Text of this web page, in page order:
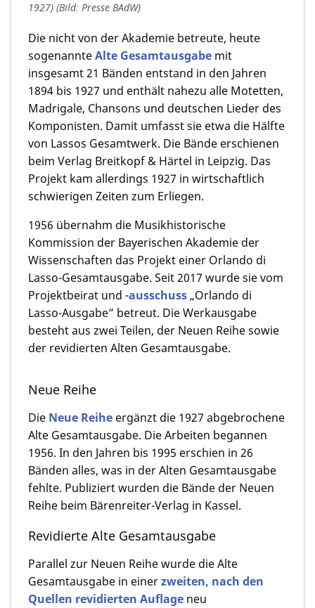
1927) (Bild: Presse BAdW)
Die nicht von der Akademie betreute, heute
sogenannteAlte Gesamtausgabe mit
insgesamt 21 Bänden entstand in den Jahren
1894 bis 1927 und enthält nahezu alle Motetten,
Madrigale, Chansons und deutschen Lieder des
Komponisten. Damit umfasst sie etwa die Hälfte
von Lassos Gesamtwerk. Die Bände erschienen
beim Verlag Breitkopf & Härtel in Leipzig. Das
Projekt kam allerdings 1927 in wirtschaftlich
schwierigen Zeiten zum Erliegen.
1956 übernahm die Musikhistorische
Kommission der Bayerischen Akademie der
Wissenschaften das Projekt einer Orlando di
Lasso-Gesamtausgabe. Seit 2017 wurde sie vom
Projektbeirat und -ausschuss„Orlando di
Lasso-Ausgabe” betreut. Die Werkausgabe
besteht aus zwei Teilen, der Neuen Reihe sowie
der revidierten Alten Gesamtausgabe.
Neue Reihe
Die Neue Reihe ergänzt die 1927 abgebrochene
Alte Gesamtausgabe. Die Arbeiten begannen
1956. In den Jahren bis 1995 erschien in 26
Bänden alles, was in der Alten Gesamtausgabe
fehlte. Publiziert wurden die Bände der Neuen
Reihe beim Bärenreiter-Verlag in Kassel.
Revidierte Alte Gesamtausgabe
Parallel zur Neuen Reihe wurde die Alte
Gesamtausgabe in einerzweiten, nach den
Quellen revidierten Auflage neu